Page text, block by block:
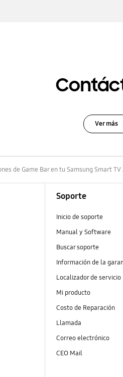
Ver más
de Game Bar en tu Samsung Smart TV
Soporte
Inicio de soporte
Manual y Software
Buscar soporte
Información de la
Localizador de servicio
Mi producto
Costo de Reparación
Llamada
Correo electrónico
CEO Mail